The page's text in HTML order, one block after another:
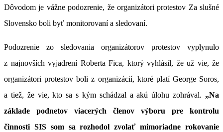
Dôvodom je vážne podozrenie, že organizátori protestov Za slušné
Slovensko boli byť monitorovaní a sledovaní.
Podozrenie zo sledovania organizátorov protestov vyplynulo
z najnovších vyjadrení Roberta Fica, ktorý vyhlásil, že už vie, že
organizátori protestov boli z organizácií, ktoré platí George Soros,
a tiež, že vie, kto sa s kým schádzal a akú úlohu zohrával. „Na
základe podnetov viacerých členov výboru pre kontrolu
činnosti SIS som sa rozhodol zvolať mimoriadne rokovanie